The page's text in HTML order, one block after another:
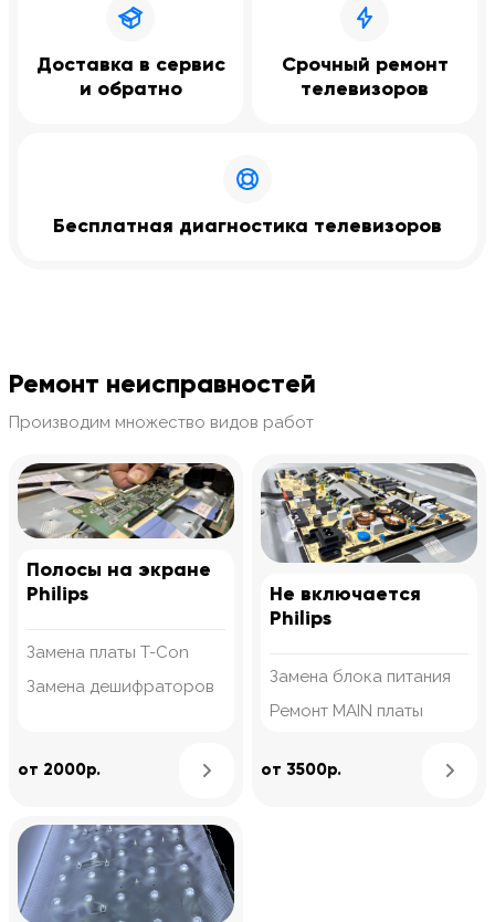
Доставка в сервис
и обратно
Срочный ремонт
телевизоров
Бесплатная диагностика телевизоров
Ремонт неисправностей
Производим множество видов работ
Полосы на экране
Philips
Замена платы T-Con
Замена дешифраторов
от 2000р. Узнать подробнее
Не включается
Philips
Замена блока питания
Ремонт MAIN платы
от 3500р.